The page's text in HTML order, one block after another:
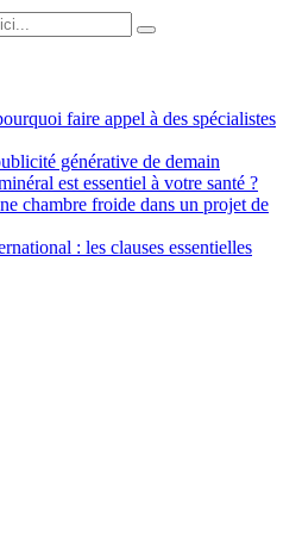
faire appel à des spécialistes
générative de demain
est essentiel à votre santé ?
chambre froide dans un projet de
: les clauses essentielles